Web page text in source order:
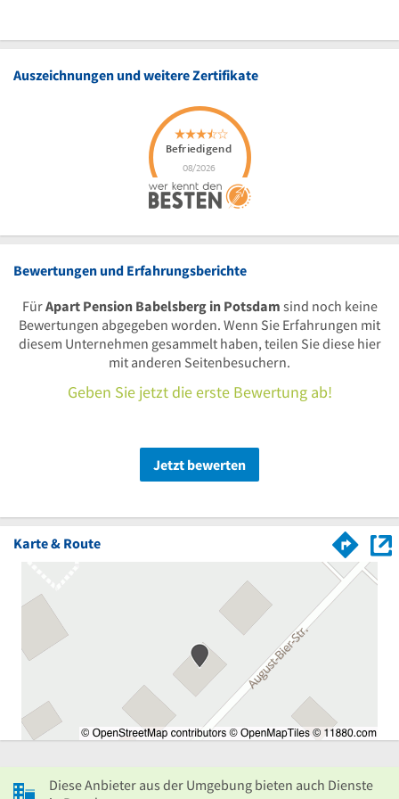
Auszeichnungen und weitere Zertifikate
Bewertungen und Erfahrungsberichte
FürApart Pension Babelsberg in Potsdam sind noch keine
Bewertungen abgegeben worden. Wenn Sie Erfahrungen mit
diesem Unternehmen gesammelt haben, teilen Sie diese hier
mit anderen Seitenbesuchern.
Geben Sie jetzt die erste Bewertung ab!
Jetzt bewerten
Karte & Route
Diese Anbieter aus der Umgebung bieten auch Dienste